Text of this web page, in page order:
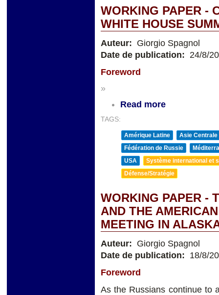
WORKING PAPER -
WHITE HOUSE
Auteur: Giorgio Spagnol
Date de publication: 24/8/
Foreword
»
Read more
TAGS:
Amérique Latine
Asie Centrale
Fédération de Russie
USA
Système international et
Défense/Stratégie
WORKING PAPER -
AND THE
MEETING IN
Auteur: Giorgio Spagnol
Date de publication: 18/8/
Foreword
As the Russians continue to